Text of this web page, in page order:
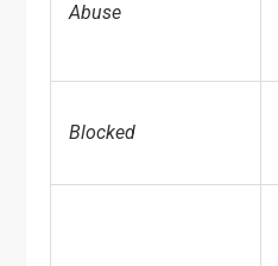
Abuse
Blocked